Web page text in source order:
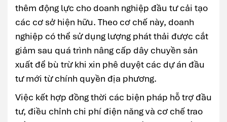
thêm động lực cho doanh nghiệp đầu tư cải tạo
các cơ sở hiện hữu. Theo cơ chế này, doanh
nghiệp có thể sử dụng lượng phát thải được cắt
giảm sau quá trình nâng cấp dây chuyền sản
xuất để bù trừ khi xin phê duyệt các dự án đầu
tư mới từ chính quyền địa phương.
Việc kết hợp đồng thời các biện pháp hỗ trợ đầu
tư, điều chỉnh chi phí điện năng và cơ chế trao